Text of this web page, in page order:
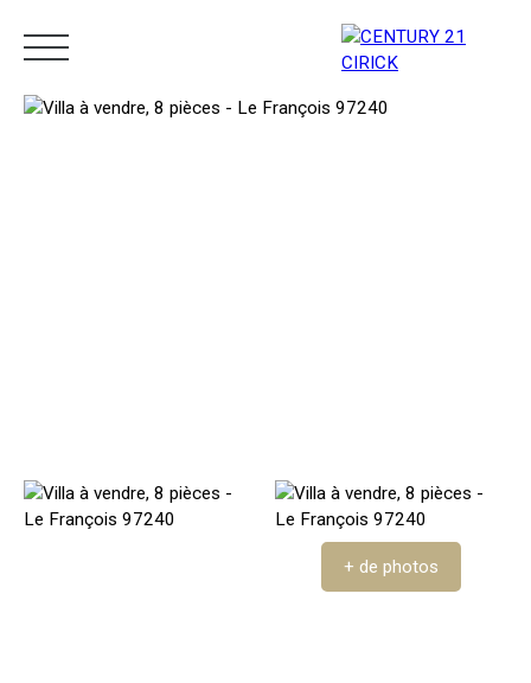
+ de photos